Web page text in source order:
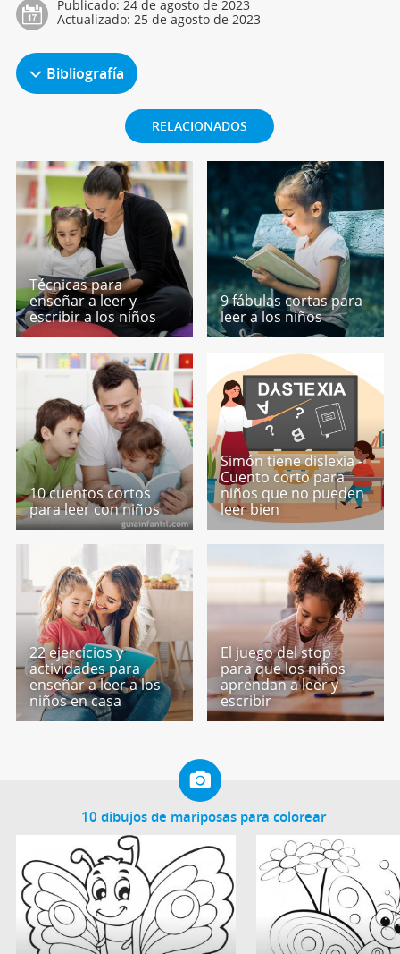
Publicado: 24 de agosto de 2023
Actualizado: 25 de agosto de 2023
Bibliografía
RELACIONADOS
Técnicas para
enseñar a leer y
escribir a los niños
9 fábulas cortas para
leer a los niños
10 cuentos cortos
para leer con niños
Simón tiene dislexia -
Cuento corto para
niños que no pueden
leer bien
22 ejercicios y
actividades para
enseñar a leer a los
niños en casa
El juego del stop
para que los niños
aprendan a leer y
escribir
10 dibujos de mariposas para colorear